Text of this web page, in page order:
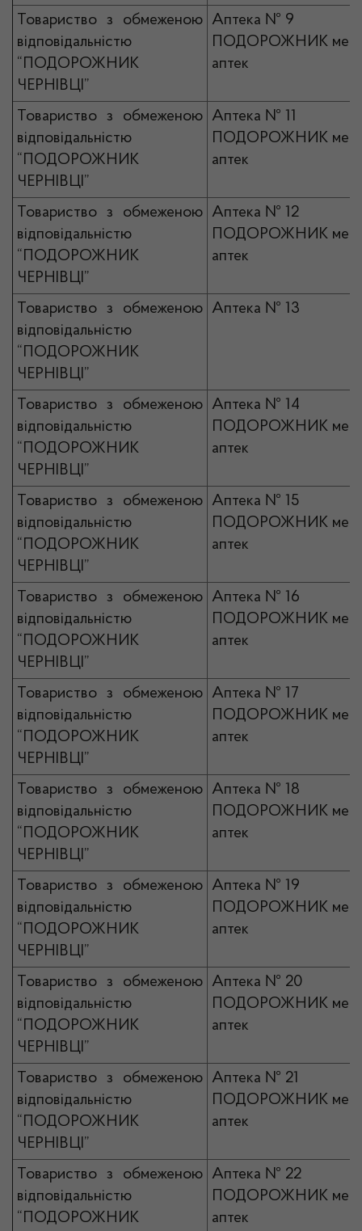
Товариство з обмеженою
відповідальністю
“ПОДОРОЖНИК
ЧЕРНІВЦІ”
Аптека № 9
ПОДОРОЖНИК
аптек
Товариство з обмеженою
відповідальністю
“ПОДОРОЖНИК
ЧЕРНІВЦІ”
Аптека № 11
ПОДОРОЖНИК
аптек
Товариство з обмеженою
відповідальністю
“ПОДОРОЖНИК
ЧЕРНІВЦІ”
Аптека № 12
ПОДОРОЖНИК
аптек
Товариство з обмеженою
відповідальністю
“ПОДОРОЖНИК
ЧЕРНІВЦІ”
Аптека № 13
Товариство з обмеженою
відповідальністю
“ПОДОРОЖНИК
ЧЕРНІВЦІ”
Аптека № 14
ПОДОРОЖНИК
аптек
Товариство з обмеженою
відповідальністю
“ПОДОРОЖНИК
ЧЕРНІВЦІ”
Аптека № 15
ПОДОРОЖНИК
аптек
Товариство з обмеженою
відповідальністю
“ПОДОРОЖНИК
ЧЕРНІВЦІ”
Аптека № 16
ПОДОРОЖНИК
аптек
Товариство з обмеженою
відповідальністю
“ПОДОРОЖНИК
ЧЕРНІВЦІ”
Аптека № 17
ПОДОРОЖНИК
аптек
Товариство з обмеженою
відповідальністю
“ПОДОРОЖНИК
ЧЕРНІВЦІ”
Аптека № 18
ПОДОРОЖНИК
аптек
Товариство з обмеженою
відповідальністю
“ПОДОРОЖНИК
ЧЕРНІВЦІ”
Аптека № 19
ПОДОРОЖНИК
аптек
Товариство з обмеженою
відповідальністю
“ПОДОРОЖНИК
ЧЕРНІВЦІ”
Аптека № 20
ПОДОРОЖНИК
аптек
Товариство з обмеженою
відповідальністю
“ПОДОРОЖНИК
ЧЕРНІВЦІ”
Аптека № 21
ПОДОРОЖНИК
аптек
Товариство з обмеженою
відповідальністю
“ПОДОРОЖНИК
Аптека № 22
ПОДОРОЖНИК
аптек